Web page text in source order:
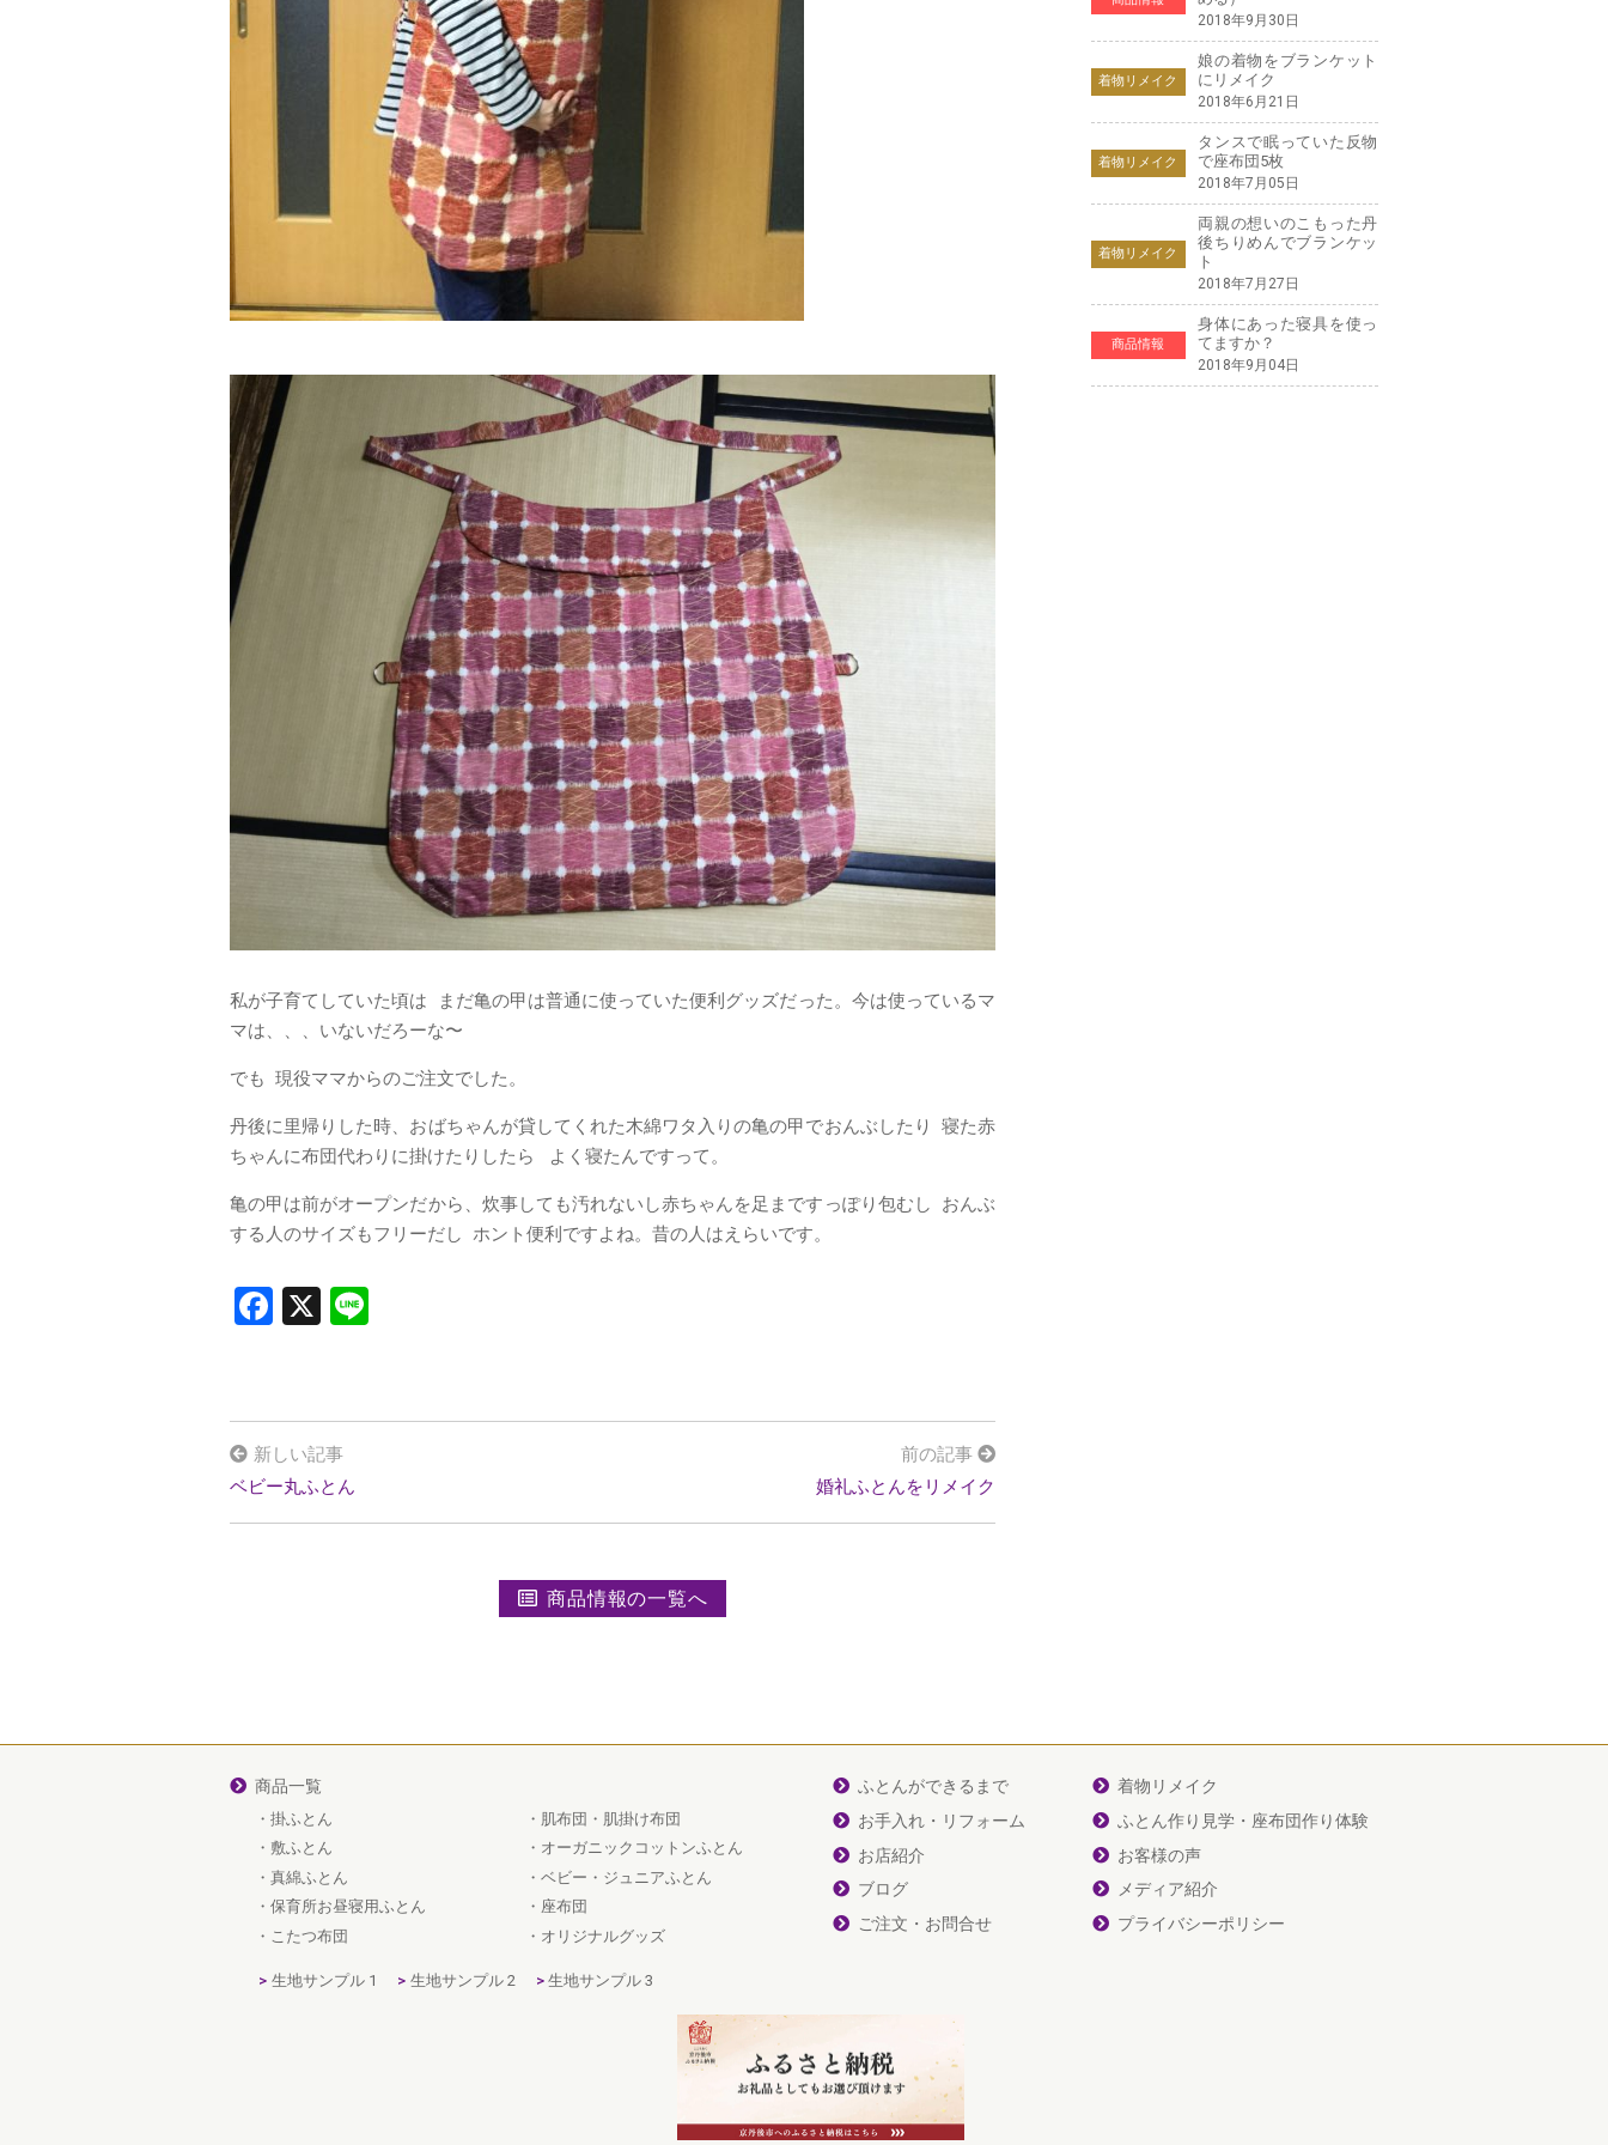
私が子育てしていた頃は まだ亀の甲は普通に使っていた便利グッズだった。今は使っているマ
マは、、、いないだろーな〜
でも 現役ママからのご注文でした。
丹後に里帰りした時、おばちゃんが貸してくれた木綿ワタ入りの亀の甲でおんぶしたり 寝た赤
ちゃんに布団代わりに掛けたりしたら よく寝たんですって。
亀の甲は前がオープンだから、炊事しても汚れないし赤ちゃんを足まですっぽり包むし おんぶ
する人のサイズもフリーだし ホント便利ですよね。昔の人はえらいです。
F
b
o
o
k
X
新しい記事
ベビー丸ふとん
前の記事
婚礼ふとんをリメイク
商品情報の一覧へ
2018年9月30日
着物リメイク
娘の着物をブランケット
にリメイク
2018年6月21日
着物リメイク
タンスで眠っていた反物
で座布団5枚
2018年7月05日
着物リメイク
両親の想いのこもった丹
後ちりめんでブランケッ
ト
2018年7月27日
商品情報
身体にあった寝具を使っ
てますか？
2018年9月04日
商品一覧
掛ふとん
肌布団・肌掛け布団
敷ふとん
オーガニックコットンふとん
真綿ふとん
ベビー・ジュニアふとん
保育所お昼寝用ふとん
座布団
こたつ布団
オリジナルグッズ
ふとんができるまで
お手入れ・リフォーム
お店紹介
ブログ
ご注文・お問合せ
着物リメイク
ふとん作り見学・座布団作り体験
お客様の声
メディア紹介
プライバシーポリシー
生地サンプル 1 生地サンプル 2 生地サンプル 3